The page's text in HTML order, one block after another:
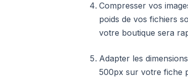
Compresser vos
poids de vos fichiers
votre boutique sera
Adapter les
500px sur votre fiche